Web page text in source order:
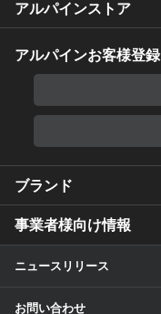
アルパインストア
アルパインお客様登録
ブランド
事業者様向け情報
ニュースリリース
お問い合わせ